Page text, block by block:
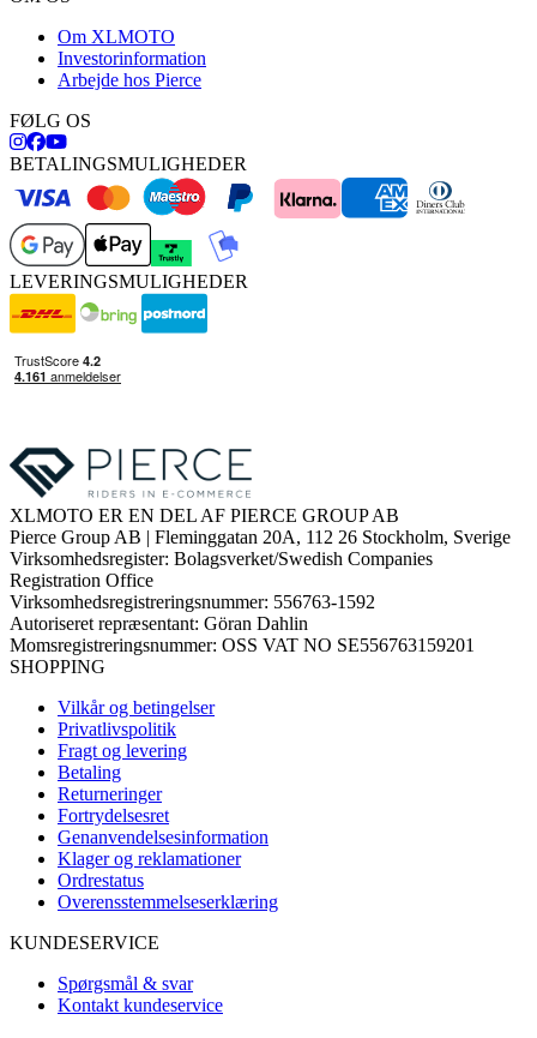
Om XLMOTO
Investorinformation
Arbejde hos Pierce
FØLG OS
BETALINGSMULIGHEDER
LEVERINGSMULIGHEDER
XLMOTO ER EN DEL AF PIERCE GROUP AB
Pierce Group AB | Fleminggatan 20A, 112 26 Stockholm, Sverige
Virksomhedsregister: Bolagsverket/Swedish Companies
Registration Office
Virksomhedsregistreringsnummer: 556763-1592
Autoriseret repræsentant: Göran Dahlin
Momsregistreringsnummer: OSS VAT NO SE556763159201
SHOPPING
Vilkår og betingelser
Privatlivspolitik
Fragt og levering
Betaling
Returneringer
Fortrydelsesret
Genanvendelsesinformation
Klager og reklamationer
Ordrestatus
Overensstemmelseserklæring
KUNDESERVICE
Spørgsmål & svar
Kontakt kundeservice